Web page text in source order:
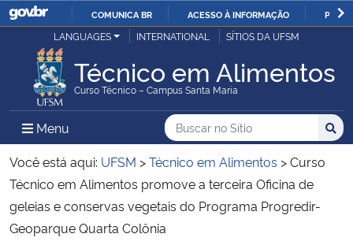
IR
O
COMUNICA BR ACESSO À INFORMAÇÃO
Ministério da Justiça e Segurança Pública
Ministério da Defesa
Ministério das Relações Exteriores
Ministério da Economia
Ministério da Infraestrutura
LANGUAGES INTERNATIONAL SÍTIOS DA UFSM
Técnico em Alimentos
Curso Técnico – Campus Santa Maria
Menu Menu Principal do Sítio
Busca
Buscar no no Sítio
Busca:
Você está aqui: UFSM >Técnico em Alimentos >Curso
Técnico em Alimentos promove a terceira Oficina de
geleias e conservas vegetais do Programa Progredir-
Geoparque Quarta Colônia